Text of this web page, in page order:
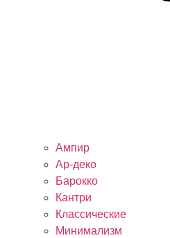
Ампир
Ар-деко
Барокко
Кантри
Классические
Минимализм